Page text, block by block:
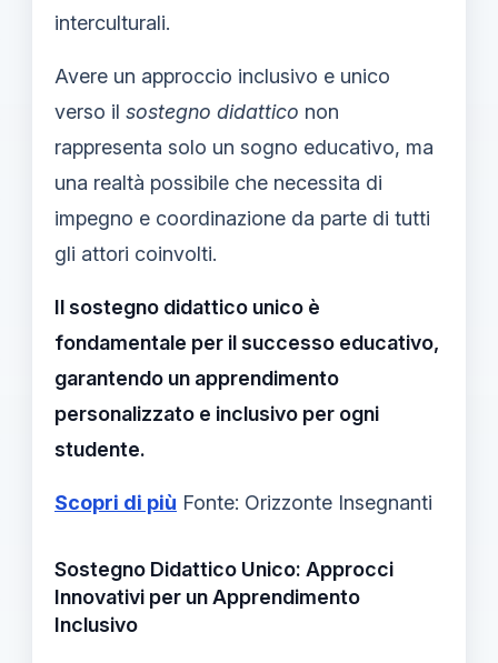
interculturali.
Avere un approccio inclusivo e unico
verso il sostegno didattico non
rappresenta solo un sogno educativo, ma
una realtà possibile che necessita di
impegno e coordinazione da parte di tutti
gli attori coinvolti.
Il sostegno didattico unico è
fondamentale per il successo educativo,
garantendo un apprendimento
personalizzato e inclusivo per ogni
studente.
Scopri di più Fonte: Orizzonte Insegnanti
Sostegno Didattico Unico: Approcci
Innovativi per un Apprendimento
Inclusivo